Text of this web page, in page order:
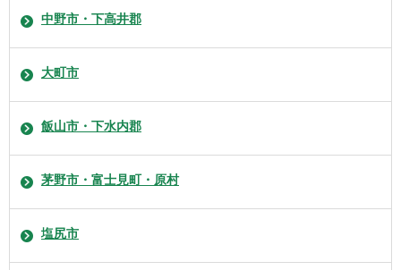
中野市・下高井郡
大町市
飯山市・下水内郡
茅野市・富士見町・原村
塩尻市